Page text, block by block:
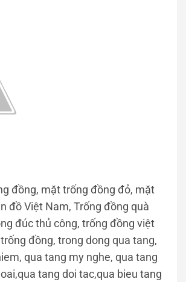
đồng, mặt trống đồng đỏ, mặt
đồ Việt Nam, Trống đồng quà
đúc thủ công, trống đồng việt
đồng, trong dong qua tang,
qua tang my nghe, qua tang
tang doi tac,qua bieu tang